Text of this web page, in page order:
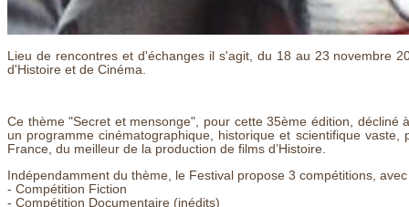
Lieu de rencontres et d'échanges il s'agit, du 18 au 23 novembre
d'Histoire et de Cinéma.
Ce thème "Secret et mensonge", pour cette 35ème édition,
un programme cinématographique, historique et scientifique
France, du meilleur de la production de films d’Histoire.
Indépendamment du thème, le Festival propose 3 compétitions,
- Compétition Fiction
- Compétition Documentaire (inédits)